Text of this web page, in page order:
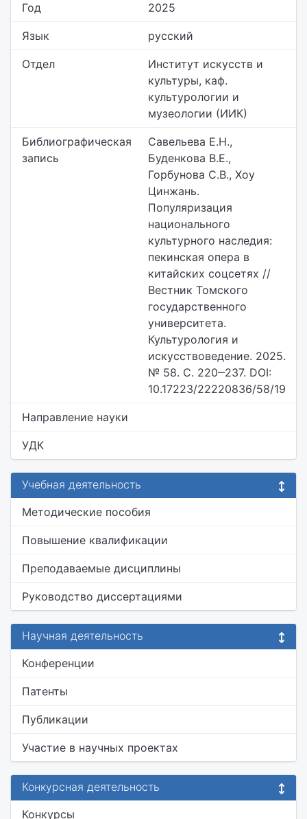
Год 2025
Язык русский
Отдел
Институт искусств и
культуры, каф.
культурологии и
музеологии (ИИК)
Библиографическая
запись
Савельева Е.Н.,
Буденкова В.Е.,
Горбунова С.В., Хоу
Цинжань.
Популяризация
национального
культурного наследия:
пекинская опера в
китайских соцсетях //
Вестник Томского
государственного
университета.
Культурология и
искусствоведение. 2025.
№ 58. С. 220‒237. DOI:
10.17223/22220836/58/19
Направление науки
УДК
Учебная деятельность
Методические пособия
Повышение квалификации
Преподаваемые дисциплины
Руководство диссертациями
Научная деятельность
Конференции
Патенты
Публикации
Участие в научных проектах
Конкурсная деятельность
Конкурсы